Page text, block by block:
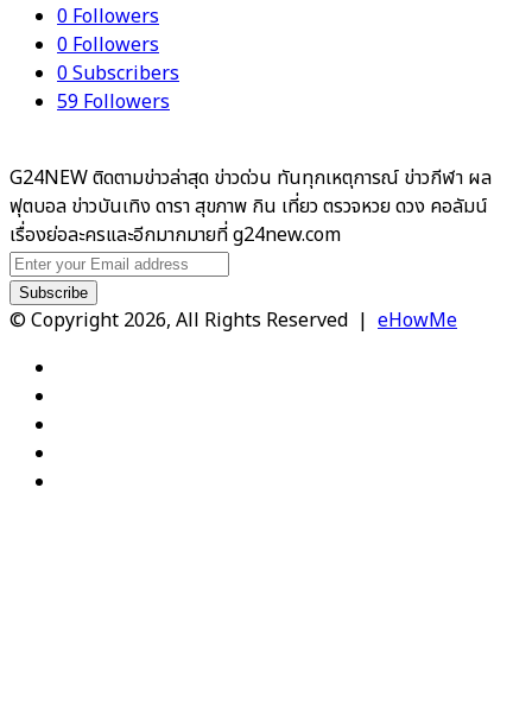
0 Followers
0 Followers
0Subscribers
59 Followers
G24NEW ติดตามข่าวล่าสุด ข่าวด่วน ทันทุกเหตุการณ์ ข่าวกีฬา ผล
ฟุตบอล ข่าวบันเทิง ดารา สุขภาพ กิน เที่ยว ตรวจหวย ดวง คอลัมน์
เรื่องย่อละครและอีกมากมายที่ g24new.com
Enter
your
Email
© Copyright 2026, All Rights Reserved | eHowMe